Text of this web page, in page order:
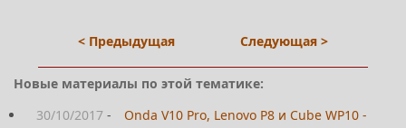
< Предыдущая Следующая >
Новые материалы по этой тематике:
30/10/2017 -
Onda V10 Pro, Lenovo P8 и Cube WP10 -